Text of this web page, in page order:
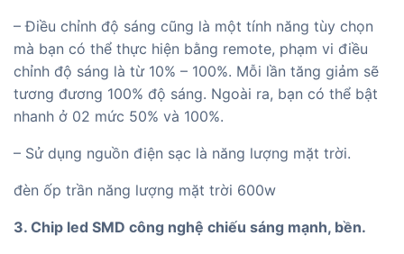
– Điều chỉnh độ sáng cũng là một tính năng tùy chọn
mà bạn có thể thực hiện bằng remote, phạm vi điều
chỉnh độ sáng là từ 10% – 100%. Mỗi lần tăng giảm sẽ
tương đương 100% độ sáng. Ngoài ra, bạn có thể bật
nhanh ở 02 mức 50% và 100%.
– Sử dụng nguồn điện sạc là năng lượng mặt trời.
đèn ốp trần năng lượng mặt trời 600w
3. Chip led SMD công nghệ chiếu sáng mạnh, bền.